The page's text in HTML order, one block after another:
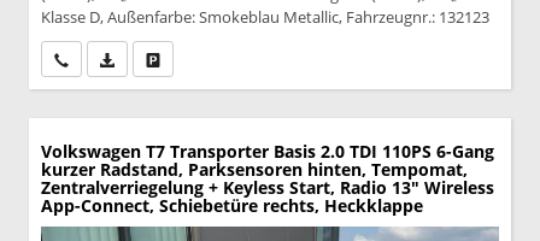
Klasse D, Außenfarbe: Smokeblau Metallic, Fahrzeugnr.: 132123
Wir rufen Sie anPDF-Datei, Fahrzeugexposé drucken
Volkswagen T7 Transporter Basis 2.0 TDI 110PS 6-Gang
kurzer Radstand, Parksensoren hinten, Tempomat,
Zentralverriegelung + Keyless Start, Radio 13" Wireless
App-Connect, Schiebetüre rechts, Heckklappe